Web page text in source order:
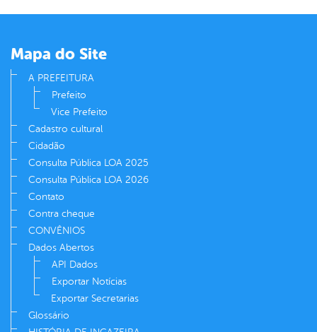
Mapa do Site
A PREFEITURA
Prefeito
Vice Prefeito
Cadastro cultural
Cidadão
Consulta Pública LOA 2025
Consulta Pública LOA 2026
Contato
Contra cheque
CONVÊNIOS
Dados Abertos
API Dados
Exportar Notícias
Exportar Secretarias
Glossário